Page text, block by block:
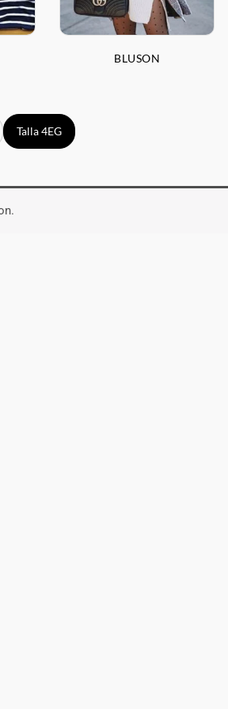
BLUSON
Talla 4EG